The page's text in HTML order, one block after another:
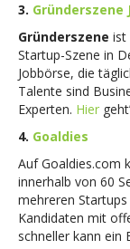
3. Gründerszene
Gründerszene ist
Startup-Szene in
Jobbörse, die
Talente sind
Experten. Hier
4. Goaldies
Auf Goaldies.com
innerhalb von 60
mehreren
Kandidaten mit
schneller kann ein